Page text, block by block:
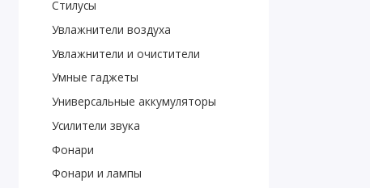
Стилусы
Увлажнители воздуха
Увлажнители и очистители
Умные гаджеты
Универсальные аккумуляторы
Усилители звука
Фонари
Фонари и лампы